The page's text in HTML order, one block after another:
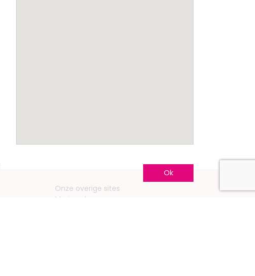
Onze overige sites
Mariage.be
Ok